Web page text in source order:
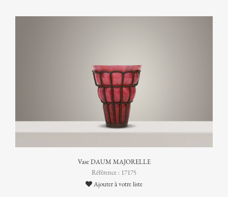
Vase DAUM MAJORELLE
Référence : 17175
Ajouter à votre liste